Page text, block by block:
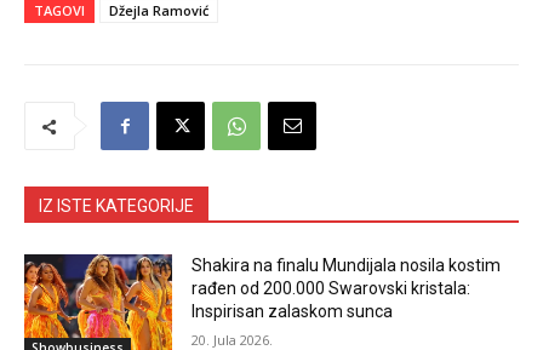
TAGOVI Džejla Ramović
IZ ISTE KATEGORIJE
Shakira na finalu Mundijala nosila kostim
rađen od 200.000 Swarovski kristala:
Inspirisan zalaskom sunca
20. Jula 2026.